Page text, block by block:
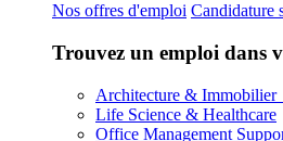
Nos offres d'emploi Candidature
Trouvez un emploi dans
Architecture & Immobilier
Life Science & Healthcare
Office Management